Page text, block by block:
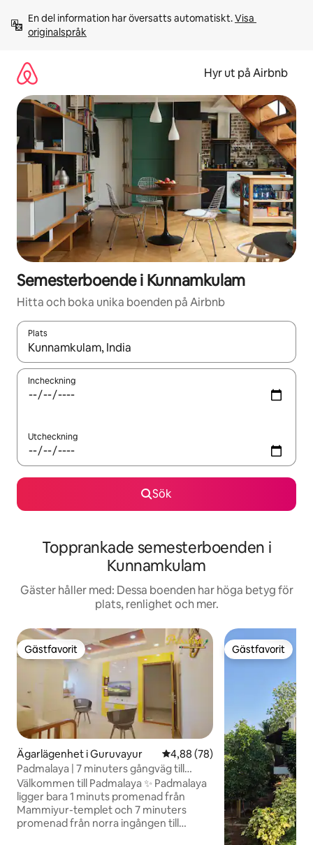
innehåll
En del information har översatts automatiskt. Visa
originalspråk
Hyr ut på Airbnb
Semesterboende i Kunnamkulam
Hitta och boka unika boenden på Airbnb
Plats
När resultaten är tillgängliga kan du navigera med upp- och
Incheckning
Utcheckning
Sök
Topprankade semesterboenden i
Kunnamkulam
Gäster håller med: Dessa boenden har höga betyg för
plats, renlighet och mer.
Gästfavorit
Gästfavorit
Ägarlägenhet i Guruvayur 4,88 av 5 i genomsnittligt
4,88 (78)
Padmalaya | 7 minuters gångväg till
Guruvayur-templet
Välkommen till Padmalaya ✨ Padmalaya
ligger bara 1 minuts promenad från
Mammiyur-templet och 7 minuters
promenad från norra ingången till
Gästfavorit
Gästfavorit